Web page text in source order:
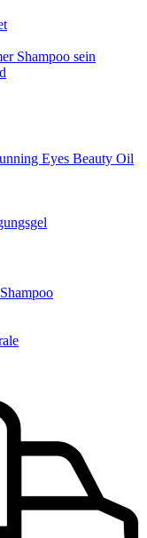
Shampoo sein
Eyes Beauty Oil